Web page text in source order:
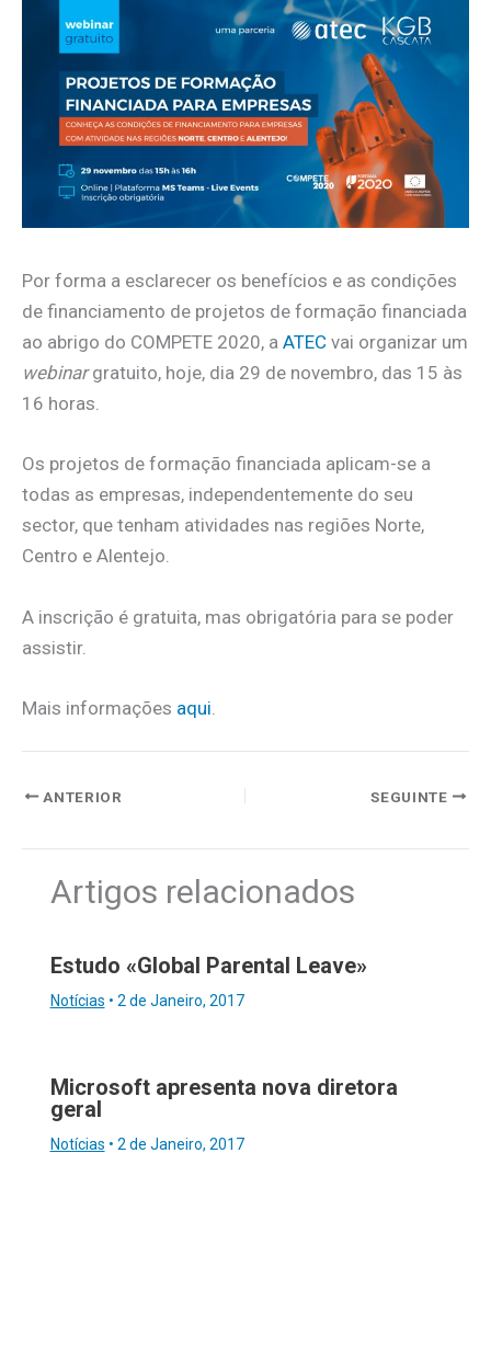
Por forma a esclarecer os benefícios e as condições
de financiamento de projetos de formação financiada
ao abrigo do COMPETE 2020, a ATEC vai organizar um
webinargratuito, hoje, dia 29 de novembro, das 15 às
16 horas.
Os projetos de formação financiada aplicam-se a
todas as empresas, independentemente do seu
sector, que tenham atividades nas regiões Norte,
Centro e Alentejo.
A inscrição é gratuita, mas obrigatória para se poder
assistir.
Mais informações aqui
ANTERIOR SEGUINTE
Artigos relacionados
Estudo «Global Parental Leave»
Notícias • 2 de Janeiro, 2017
Microsoft apresenta nova diretora
geral
Notícias • 2 de Janeiro, 2017